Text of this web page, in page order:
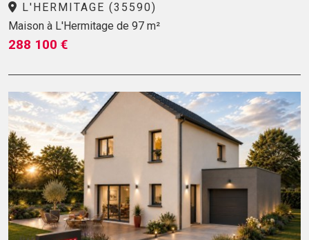
L'HERMITAGE (35590)
Maison à L'Hermitage de 97 m²
288 100 €